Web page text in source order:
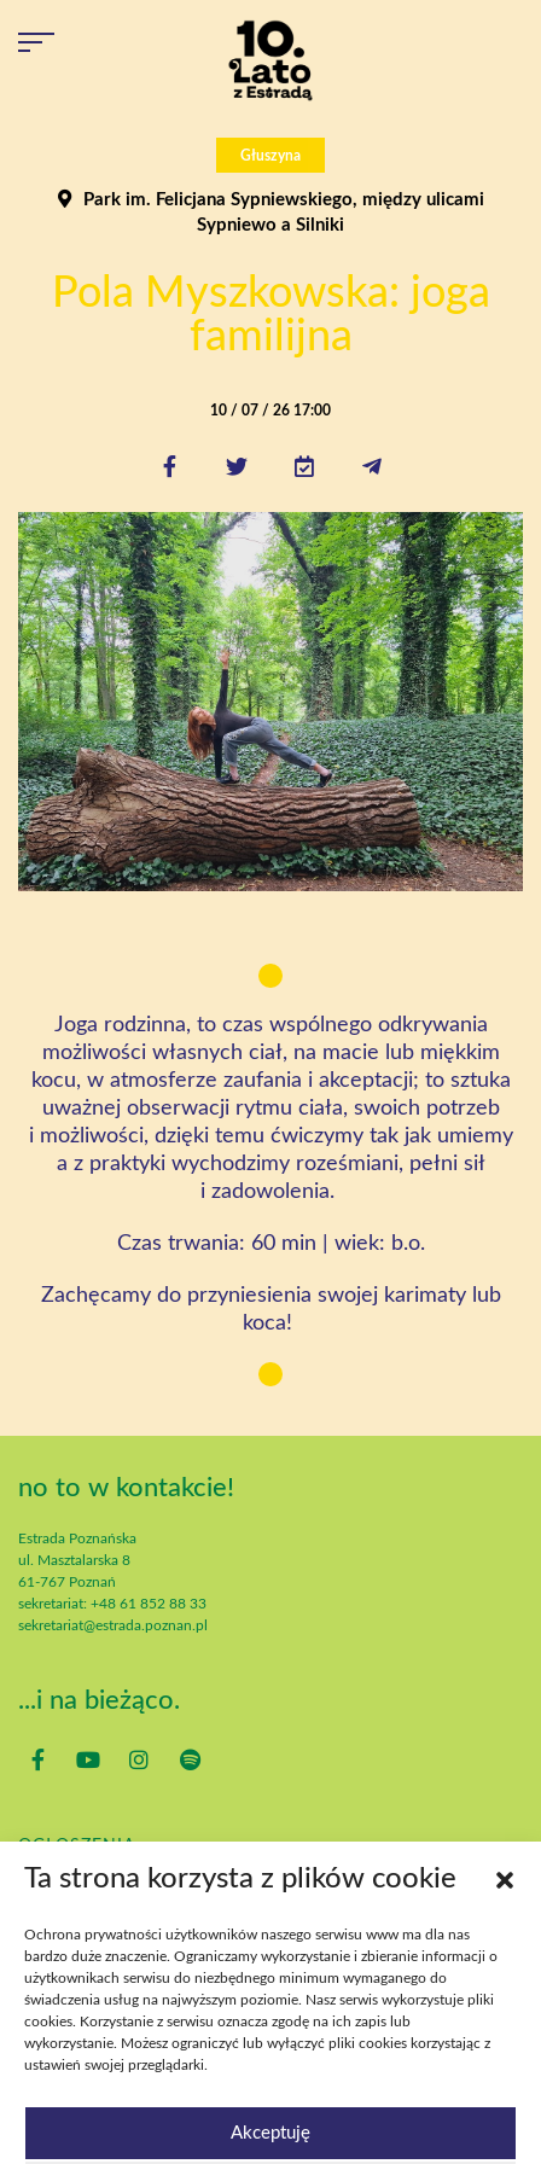
Ta strona korzysta z plików cookie
Ochrona prywatności użytkowników naszego serwisu www ma dla nas
bardzo duże znaczenie. Ograniczamy wykorzystanie i zbieranie informacji o
użytkownikach serwisu do niezbędnego minimum wymaganego do
świadczenia usług na najwyższym poziomie. Nasz serwis wykorzystuje pliki
cookies. Korzystanie z serwisu oznacza zgodę na ich zapis lub
wykorzystanie. Możesz ograniczyć lub wyłączyć pliki cookies korzystając z
ustawień swojej przeglądarki.
Akceptuję
Głuszyna
Park im. Felicjana Sypniewskiego, między ulicami
Sypniewo a Silniki
Pola Myszkowska: joga
familijna
10 / 07 / 26 17:00
Joga rodzinna, to czas wspólnego odkrywania
możliwości własnych ciał, na macie lub miękkim
kocu, w atmosferze zaufania i akceptacji; to sztuka
uważnej obserwacji rytmu ciała, swoich potrzeb
i możliwości, dzięki temu ćwiczymy tak jak umiemy
a z praktyki wychodzimy roześmiani, pełni sił
i zadowolenia.
Czas trwania: 60 min | wiek: b.o.
Zachęcamydo przyniesienia swojej karimaty lub
koca!
no to w kontakcie!
Estrada Poznańska
ul. Masztalarska 8
61-767 Poznań
sekretariat: +48 61 852 88 33
sekretariat@estrada.poznan.pl
...i na bieżąco.
OGŁOSZENIA
KONTAKT
BIP
DEKLARACJA DOSTĘPNOŚCI
DOSTĘPNOŚĆ WYDARZEŃ